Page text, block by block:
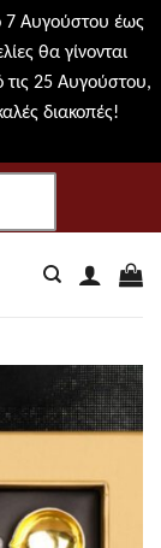
7 Αυγούστου έως
θα γίνονται
τις 25 Αυγούστου,
διακοπές!